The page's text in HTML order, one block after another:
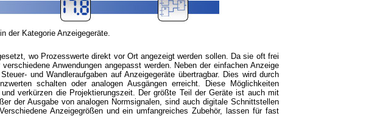
der Kategorie Anzeigegeräte.
wo Prozesswerte direkt vor Ort angezeigt werden sollen. Da sie oft frei
Anwendungen angepasst werden. Neben der einfachen Anzeige
und Wandleraufgaben auf Anzeigegeräte übertragbar. Dies wird durch
schalten oder analogen Ausgängen erreicht. Diese Möglichkeiten
verkürzen die Projektierungszeit. Der größte Teil der Geräte ist auch mit
der Ausgabe von analogen Normsignalen, sind auch digitale Schnittstellen
Anzeigegrößen und ein umfangreiches Zubehör, lassen für fast